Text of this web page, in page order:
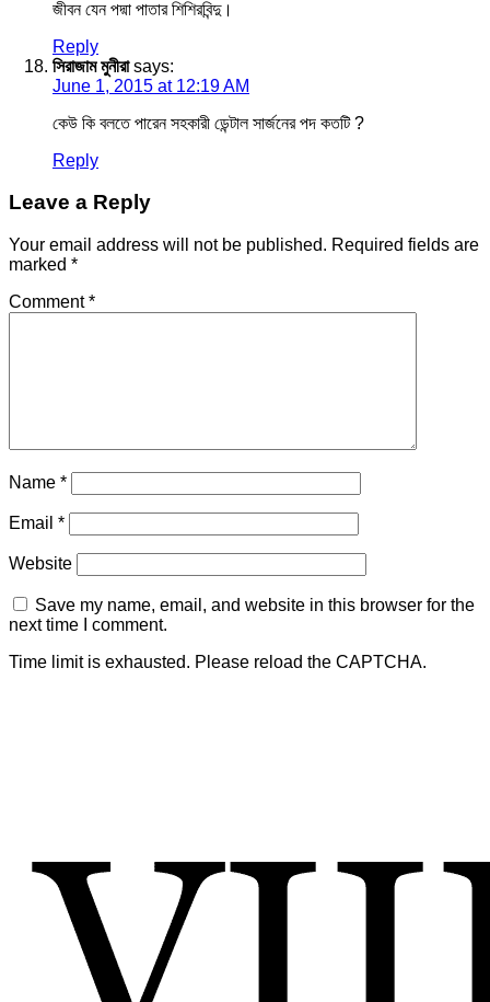
জীবন যেন পদ্মা পাতার শিশিরবিন্দু।
Reply
সিরাজাম মুনীরা says:
June 1, 2015 at 12:19 AM
কেউ কি বলতে পারেন সহকারী ডেন্টাল সার্জনের পদ কতটি ?
Reply
Leave a Reply
Your email address will not be published. Required fields are
marked *
Comment*
Name *
Email *
Website
Save my name, email, and website in this browser for the
next time I comment.
Time limit is exhausted. Please reload the CAPTCHA.